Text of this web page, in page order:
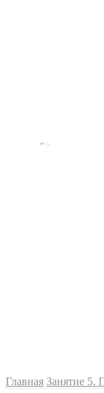
Главная Занятие 5.